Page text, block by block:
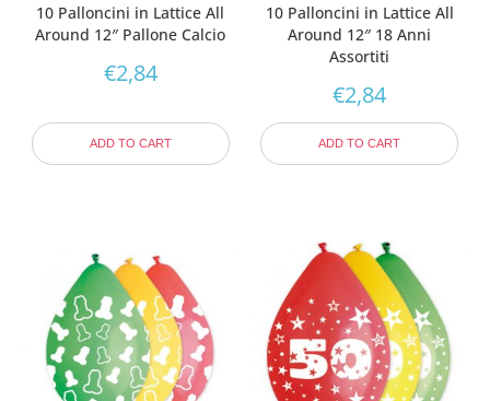
10 Palloncini in Lattice All
Around 12″ Pallone Calcio
€2,84
ADD TO CART
10 Palloncini in Lattice All
Around 12″ 18 Anni
Assortiti
€2,84
ADD TO CART